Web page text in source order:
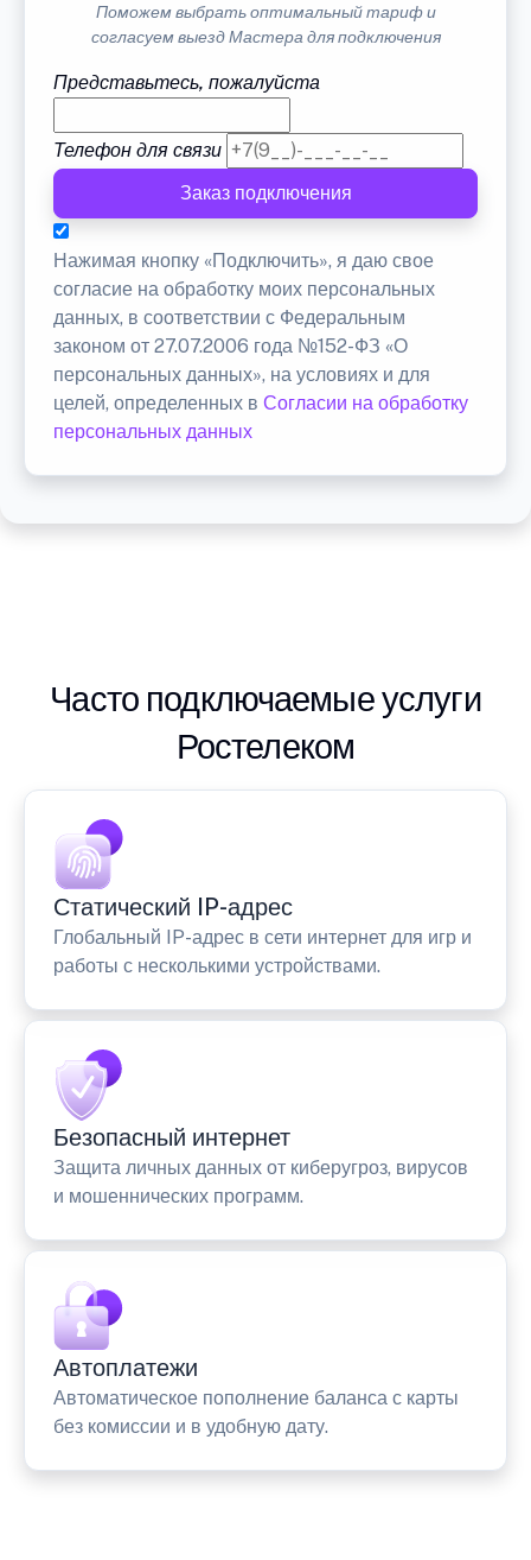
Поможем выбрать оптимальный тариф и
согласуем выезд Мастера для подключения
Представьтесь, пожалуйста
Телефон для связи
Заказ подключения
Нажимая кнопку «Подключить», я даю свое
согласие на обработку моих персональных
данных, в соответствии с Федеральным
законом от 27.07.2006 года №152-ФЗ «О
персональных данных», на условиях и для
целей, определенных в Согласии на обработку
персональных данных
Часто подключаемые услуги
Ростелеком
Статический IP-адрес
Глобальный IP-адрес в сети интернет для игр и
работы с несколькими устройствами.
Безопасный интернет
Защита личных данных от киберугроз, вирусов
и мошеннических программ.
Автоплатежи
Автоматическое пополнение баланса с карты
без комиссии и в удобную дату.